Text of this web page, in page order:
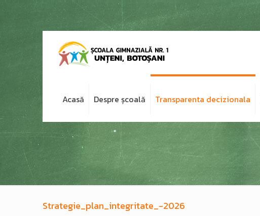
Acasă Despre școală Transparenta decizionala
Strategie_plan_integritate_-2026